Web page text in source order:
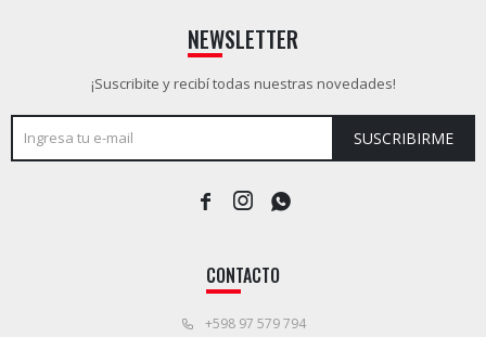
CONTACTO
+598 97 579 794
NEWSLETTER
¡Suscribite y recibí todas nuestras novedades!
SUSCRIBIRME
  